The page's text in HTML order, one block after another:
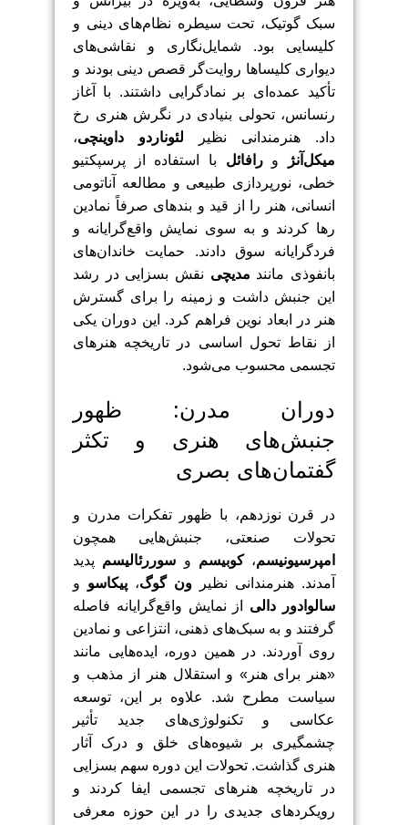
سبک گوتیک، تحت سیطره نظام‌های دینی و
کلیسایی بود. شمایل‌نگاری و نقاشی‌های
دیواری کلیساها روایت‌گر قصص دینی بودند و
تأکید عمده‌ای بر نمادگرایی داشتند. با آغاز
رنسانس، تحولی بنیادی در نگرش هنری رخ
داد. هنرمندانی نظیر لئوناردو داوینچی،
میکل‌آنژ
ورافائل با استفاده از پرسپکتیو
خطی، نورپردازی طبیعی و مطالعه آناتومی
انسانی، هنر را از قید و بندهای صرفاً نمادین
رها کردند و به سوی نمایش واقع‌گرایانه و
فردگرایانه سوق دادند. حمایت خاندان‌های
بانفوذی مانند مدیچی نقش بسزایی در رشد
این جنبش داشت و زمینه را برای گسترش
هنر در ابعاد نوین فراهم کرد. این دوران یکی
از نقاط تحول اساسی در تاریخچه هنرهای
تجسمی محسوب می‌شود.
دوران مدرن: ظهور
جنبش‌های هنری و تکثر
گفتمان‌های بصری
در قرن نوزدهم، با ظهور تفکرات مدرن و
تحولات صنعتی، جنبش‌هایی همچون
امپرسیونیسم،کوبیسم و سوررئالیسم پدید
آمدند. هنرمندانی نظیر ون گوگ، پیکاسو و
سالوادور دالی از نمایش واقع‌گرایانه فاصله
گرفتند و به سبک‌های ذهنی، انتزاعی و نمادین
روی آوردند. در همین دوره، ایده‌هایی مانند
«هنر برای هنر» و استقلال هنر از مذهب و
سیاست مطرح شد. علاوه بر این، توسعه
عکاسی و تکنولوژی‌های جدید تأثیر
چشمگیری بر شیوه‌های خلق و درک آثار
هنری گذاشت. تحولات این دوره سهم بسزایی
در تاریخچه هنرهای تجسمی ایفا کردند و
رویکردهای جدیدی را در این حوزه معرفی